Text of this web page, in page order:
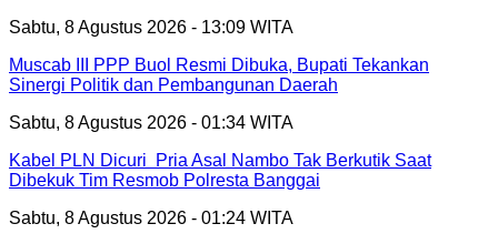
Sabtu, 8 Agustus 2026 - 13:09 WITA
Muscab III PPP Buol Resmi Dibuka, Bupati Tekankan
Sinergi Politik dan Pembangunan Daerah
Sabtu, 8 Agustus 2026 - 01:34 WITA
Kabel PLN Dicuri Pria Asal Nambo Tak Berkutik Saat
Dibekuk Tim Resmob Polresta Banggai
Sabtu, 8 Agustus 2026 - 01:24 WITA